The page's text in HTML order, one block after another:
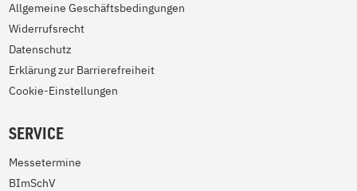
Allgemeine Geschäftsbedingungen
Widerrufsrecht
Datenschutz
Erklärung zur Barrierefreiheit
Cookie-Einstellungen
SERVICE
Messetermine
BImSchV